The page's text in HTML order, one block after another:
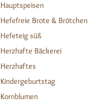
Hauptspeisen
Hefefreie Brote & Brötchen
Hefeteig süß
Herzhafte Bäckerei
Herzhaftes
Kindergeburtstag
Kornblumen